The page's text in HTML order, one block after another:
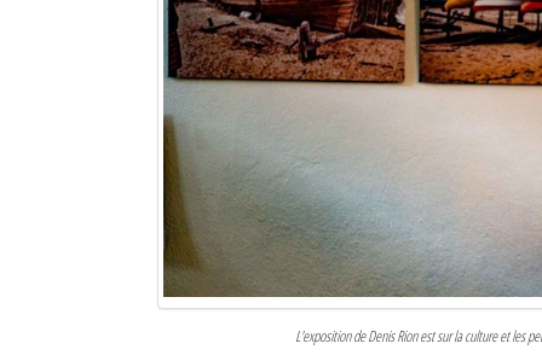
L'exposition de Denis Rion est sur la culture et les